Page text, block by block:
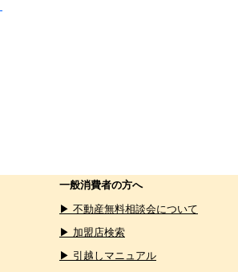
一般消費者の方へ
▶ 不動産無料相談会について
▶ 加盟店検索
▶ 引越しマニュアル